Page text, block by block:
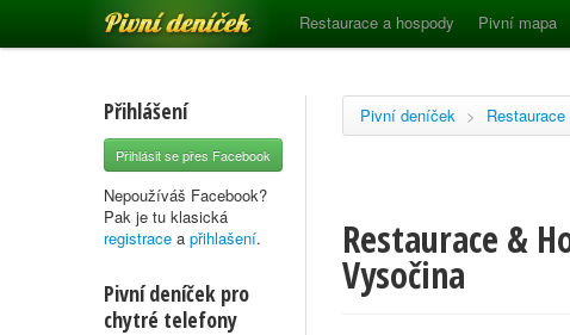
Pivní deníček Restaurace a hospody Pivní mapa
Přihlášení
Přihlásit se přes Facebook
Nepoužíváš Facebook?
Pak je tu klasická
registrace a přihlašení.
Pivní deníček pro
chytré telefony
Pivní deníček >
Restaurace &
Vysočina